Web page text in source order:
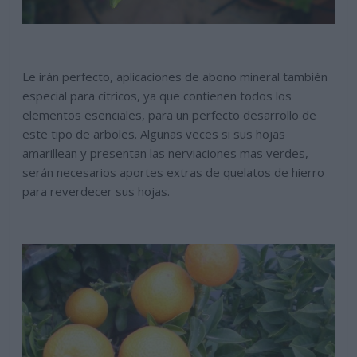
Le irán perfecto, aplicaciones de abono mineral también
especial para cítricos, ya que contienen todos los
elementos esenciales, para un perfecto desarrollo de
este tipo de arboles. Algunas veces si sus hojas
amarillean y presentan las nerviaciones mas verdes,
serán necesarios aportes extras de quelatos de hierro
para reverdecer sus hojas.